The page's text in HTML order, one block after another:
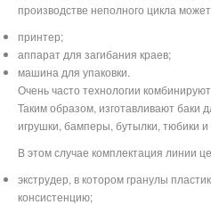
производстве неполного цикла
принтер;
аппарат для загибания краев;
машина для упаковки.
Очень часто технологии
Таким образом, изготавливают баки
игрушки, бамперы, бутылки, тюбики
В этом случае комплектация линии
экструдер, в котором гранулы
консистенцию;